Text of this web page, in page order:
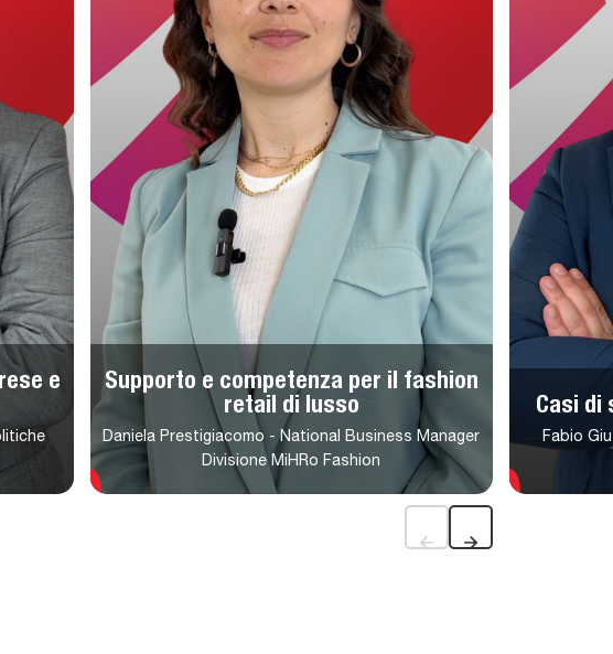
e
Supporto e competenza per il fashion
retail di lusso
Daniela Prestigiacomo - National Business Manager
Divisione MiHRo Fashion
Casi di
Fabio